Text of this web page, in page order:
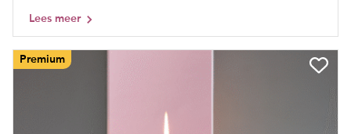
Lees meer
Premium